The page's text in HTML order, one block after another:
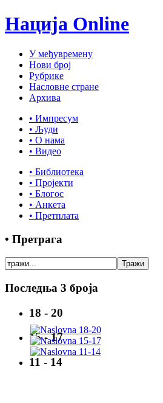
Нација Online
У међувремену
Нови број
Рубрике
Насловне стране
Архива
• Импресум
• Људи
• О нама
• Видео
• Библиотека
• Пројекти
• Блогос
• Анкета
• Претплата
• Претрага
Последња 3 броја
18 - 20
15 - 17
11 - 14